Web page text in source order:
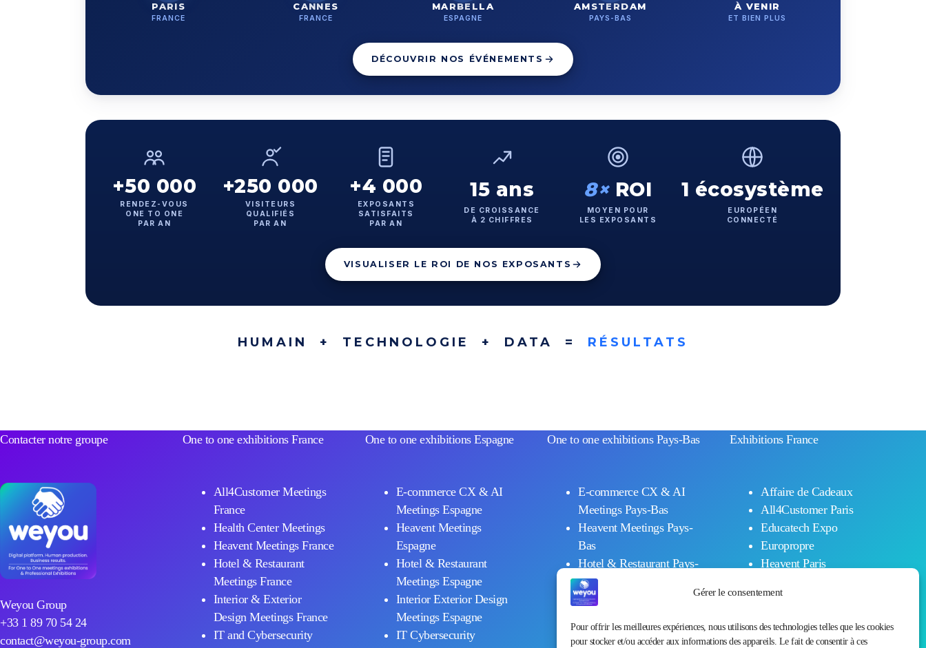
Gérer le consentement
Pour offrir les meilleures expériences, nous utilisons des technologies telles que les cookies
pour stocker et/ou accéder aux informations des appareils. Le fait de consentir à ces
PARIS
FRANCE
CANNES
FRANCE
MARBELLA
ESPAGNE
AMSTERDAM
PAYS-BAS
À VENIR
ET BIEN PLUS
DÉCOUVRIR NOS ÉVÉNEMENTS
+50 000
RENDEZ-VOUS
ONE TO ONE
PAR AN
+250 000
VISITEURS
QUALIFIÉS
PAR AN
+4 000
EXPOSANTS
SATISFAITS
PAR AN
15 ans
DE CROISSANCE
À 2 CHIFFRES
8×ROI
MOYEN POUR
LES EXPOSANTS
1 écosystème
EUROPÉEN
CONNECTÉ
VISUALISER LE ROI DE NOS EXPOSANTS
HUMAIN + TECHNOLOGIE + DATA = RÉSULTATS
Contacter notre groupe
Weyou Group
+33 1 89 70 54 24
contact@weyou-group.com
One to one exhibitions France
All4Customer Meetings
France
Health Center Meetings
Heavent Meetings France
Hotel & Restaurant
Meetings France
Interior & Exterior
Design Meetings France
IT and Cybersecurity
One to one exhibitions Espagne
E-commerce CX & AI
Meetings Espagne
Heavent Meetings
Espagne
Hotel & Restaurant
Meetings Espagne
Interior Exterior Design
Meetings Espagne
IT Cybersecurity
One to one exhibitions Pays-Bas
E-commerce CX & AI
Meetings Pays-Bas
Heavent Meetings Pays-
Bas
Hotel & Restaurant Pays-
Bas
Interior Exterior Design
IT Cybersecurity
Exhibitions France
Affaire de Cadeaux
All4Customer Paris
Educatech Expo
Europropre
Heavent Paris
de Travail et des Achats
Workspace Paris